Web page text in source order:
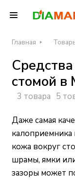
Главная
стомой в
3 товара 5
Даже самая
кожа вокруг
шрамы, ямки
зазоры может